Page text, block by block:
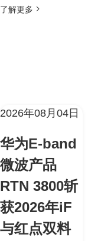
了解更多
2026年08月04日
华为E-band
微波产品
RTN 3800斩
获2026年iF
与红点双料